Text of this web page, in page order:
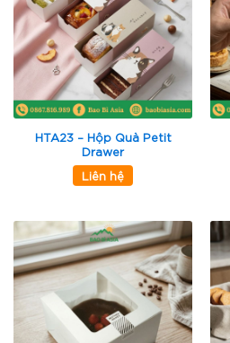
HTA23 – Hộp Quà Petit
Drawer
Liên hệ